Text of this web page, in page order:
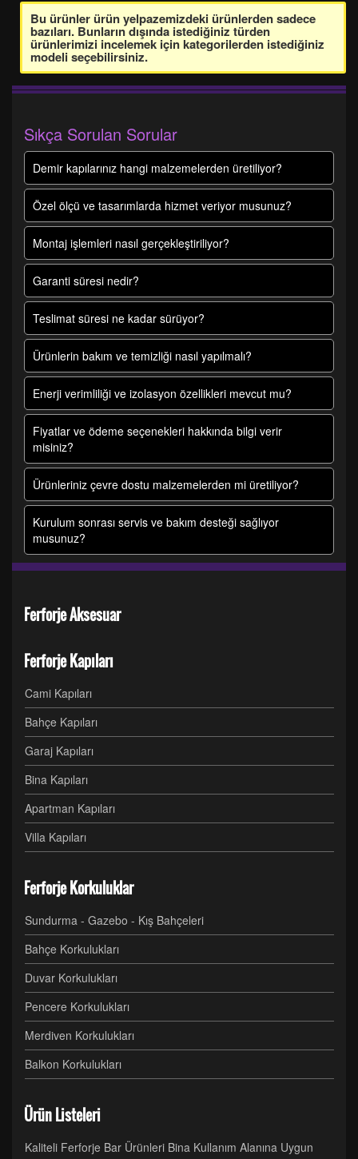
Bu ürünler ürün yelpazemizdeki ürünlerden sadece
bazıları. Bunların dışında istediğiniz türden
ürünlerimizi incelemek için kategorilerden istediğiniz
modeli seçebilirsiniz.
Sıkça Sorulan Sorular
Demir kapılarınız hangi malzemelerden üretiliyor?
Özel ölçü ve tasarımlarda hizmet veriyor musunuz?
Montaj işlemleri nasıl gerçekleştiriliyor?
Garanti süresi nedir?
Teslimat süresi ne kadar sürüyor?
Ürünlerin bakım ve temizliği nasıl yapılmalı?
Enerji verimliliği ve izolasyon özellikleri mevcut mu?
Fiyatlar ve ödeme seçenekleri hakkında bilgi verir
misiniz?
Ürünleriniz çevre dostu malzemelerden mi üretiliyor?
Kurulum sonrası servis ve bakım desteği sağlıyor
musunuz?
Ferforje Aksesuar
Ferforje Kapıları
Cami Kapıları
Bahçe Kapıları
Garaj Kapıları
Bina Kapıları
Apartman Kapıları
Villa Kapıları
Ferforje Korkuluklar
Sundurma - Gazebo - Kış Bahçeleri
Bahçe Korkulukları
Duvar Korkulukları
Pencere Korkulukları
Merdiven Korkulukları
Balkon Korkulukları
Ürün Listeleri
Kaliteli Ferforje Bar Ürünleri Bina Kullanım Alanına Uygun